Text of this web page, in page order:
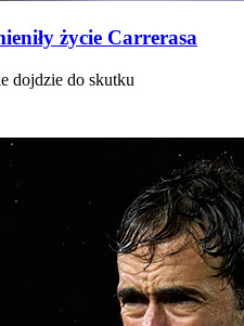
życie Carrerasa
dojdzie do skutku